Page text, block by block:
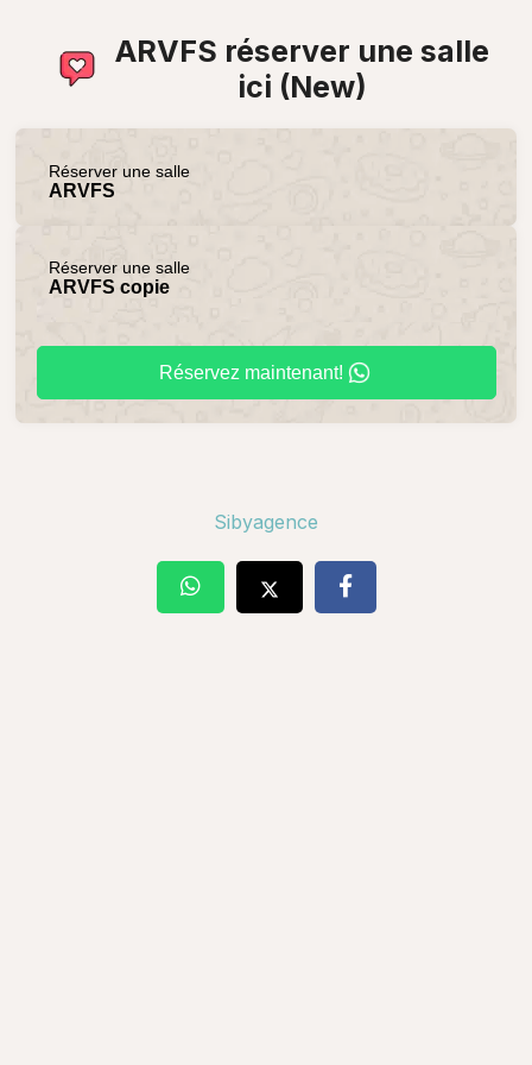
ARVFS réserver une salle
ici (New)
Réserver une salle
ARVFS
Réserver une salle
ARVFS copie
Réservez maintenant!
Sibyagence